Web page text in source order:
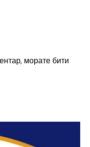
морате бити